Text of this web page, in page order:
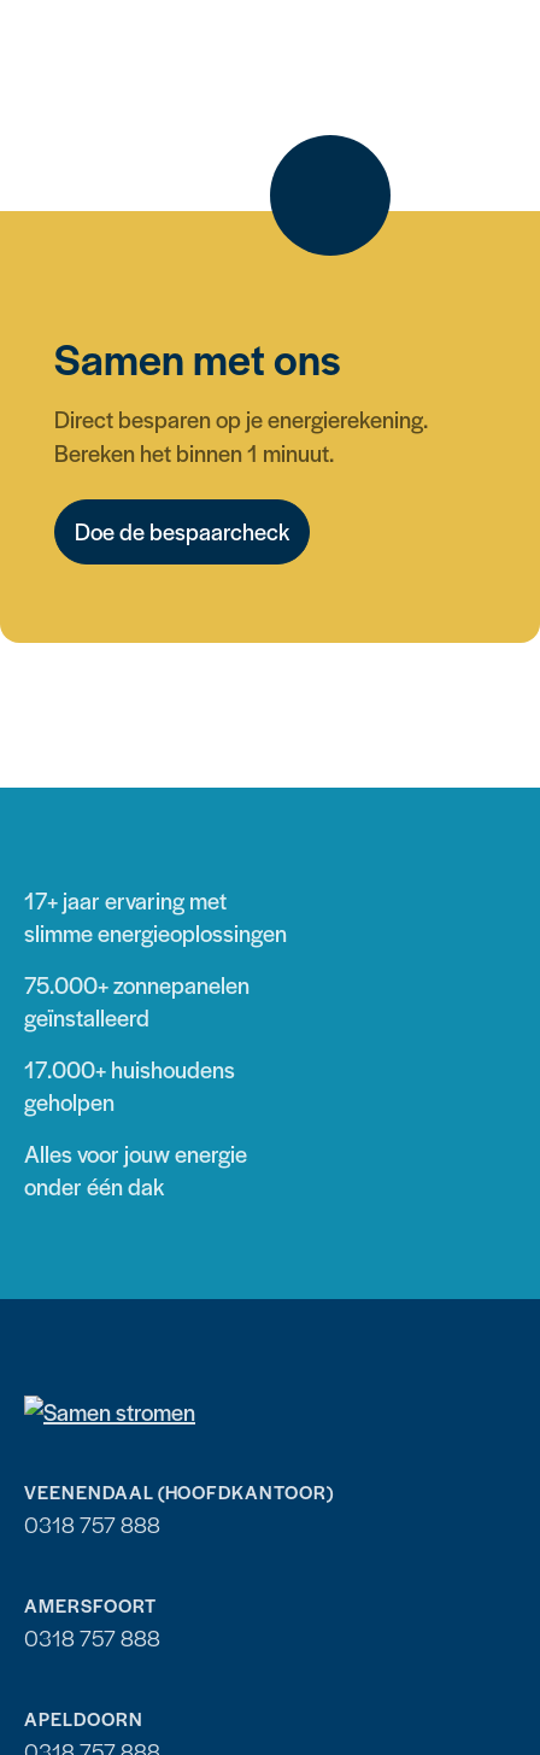
Samen met ons
Direct besparen op je energierekening.
Bereken het binnen 1 minuut.
Doe de bespaarcheck
17+ jaarervaring met
slimme energieoplossingen
75.000+zonnepanelen
geïnstalleerd
17.000+huishoudens
geholpen
Alles voor jouw energie
onder één dak
VEENENDAAL (HOOFDKANTOOR)
0318 757 888
AMERSFOORT
0318 757 888
APELDOORN